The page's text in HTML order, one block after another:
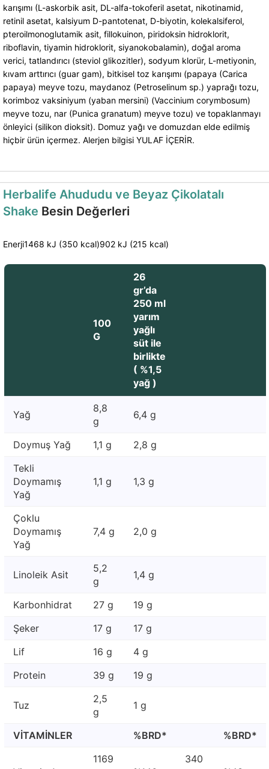
karışımı (L-askorbik asit, DL-alfa-tokoferil asetat, nikotinamid,
retinil asetat, kalsiyum D-pantotenat, D-biyotin, kolekalsiferol,
pteroilmonoglutamik asit, fillokuinon, piridoksin hidroklorit,
riboflavin, tiyamin hidroklorit, siyanokobalamin), doğal aroma
verici, tatlandırıcı (steviol glikozitler), sodyum klorür, L-metiyonin,
kıvam arttırıcı (guar gam), bitkisel toz karışımı (papaya (Carica
papaya) meyve tozu, maydanoz (Petroselinum sp.) yaprağı tozu,
korimboz vaksiniyum (yaban mersini) (Vaccinium corymbosum)
meyve tozu, nar (Punica granatum) meyve tozu) ve topaklanmayı
önleyici (silikon dioksit). Domuz yağı ve domuzdan elde edilmiş
hiçbir ürün içermez. Alerjen bilgisi ​​YULAF İÇERİR​.
Herbalife Ahududu ve Beyaz Çikolatalı
Shake Besin Değerleri
Enerji1468 kJ (350 kcal)902 kJ (215 kcal)
100
G
26
gr’da
250 ml
yarım
yağlı
süt ile
birlikte
( %1,5
yağ )
Yağ
8,8
g
6,4 g
Doymuş Yağ 1,1 g
2,8 g
Tekli
Doymamış
Yağ
1,1 g 1,3 g
Çoklu
Doymamış
Yağ
7,4 g 2,0 g
Linoleik Asit
5,2
g
1,4 g
Karbonhidrat 27 g
19 g
Şeker
17 g
17 g
Lif
16 g
4 g
Protein
39 g 19 g
Tuz
2,5
g
1 g
VİTAMİNLER %BRD* %BRD*
1169
340